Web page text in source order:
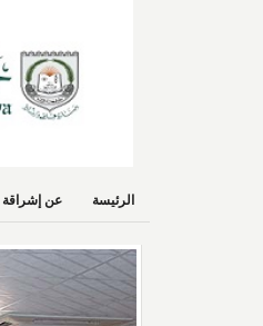
الرئيسة عن إشراقة